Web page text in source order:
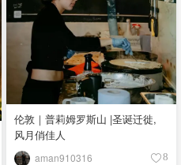
伦敦｜普莉姆罗斯山 |圣诞迁徙,
风月俏佳人
aman910316 8